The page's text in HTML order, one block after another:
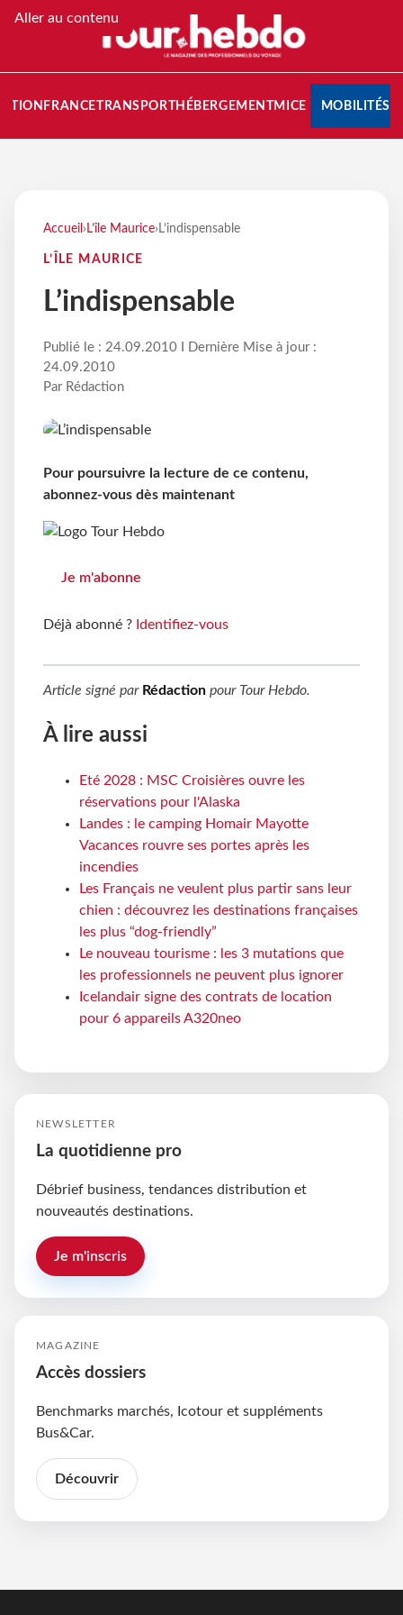
Aller au contenu
FRANCETRANSPORT HÉBERGEMENTMICE MOBILITÉS
Accueil › L’île Maurice› L’indispensable
L’ÎLE MAURICE
L’indispensable
Publié le : 24.09.2010 I Dernière Mise à jour :
24.09.2010
Par Rédaction
Pour poursuivre la lecture de ce contenu,
abonnez-vous dès maintenant
Je m'abonne
Déjà abonné ? Identifiez-vous
Article signé par Rédaction pour Tour Hebdo.
À lire aussi
Eté 2028 : MSC Croisières ouvre les
réservations pour l'Alaska
Landes : le camping Homair Mayotte
Vacances rouvre ses portes après les
incendies
Les Français ne veulent plus partir sans leur
chien : découvrez les destinations françaises
les plus “dog-friendly”
Le nouveau tourisme : les 3 mutations que
les professionnels ne peuvent plus ignorer
Icelandair signe des contrats de location
pour 6 appareils A320neo
NEWSLETTER
La quotidienne pro
Débrief business, tendances distribution et
nouveautés destinations.
Je m'inscris
MAGAZINE
Accès dossiers
Benchmarks marchés, Icotour et suppléments
Bus&Car.
Découvrir